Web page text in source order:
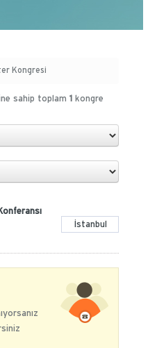
Kongresi
sahip toplam 1
kongre
İstanbul